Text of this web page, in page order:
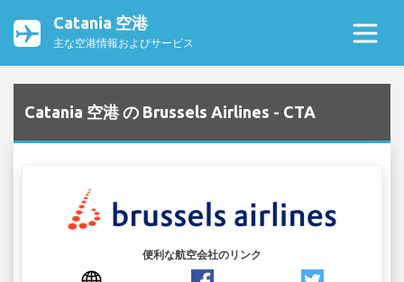
Catania 空港
主な空港情報およびサービス
Catania 空港 の Brussels Airlines - CTA
便利な航空会社のリンク